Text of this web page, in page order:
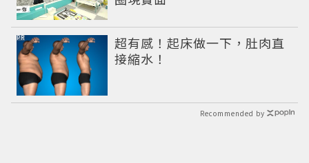
超有感！起床做一下，肚肉直
接縮水！
PR
Recommended by